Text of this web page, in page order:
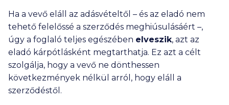
Ha a vevő eláll az adásvételtől – és az eladó nem
tehető felelőssé a szerződés meghiúsulásáért –,
úgy a foglaló teljes egészében elveszik, azt az
eladó kárpótlásként megtarthatja. Ez azt a célt
szolgálja, hogy a vevő ne dönthessen
következmények nélkül arról, hogy eláll a
szerződéstől.